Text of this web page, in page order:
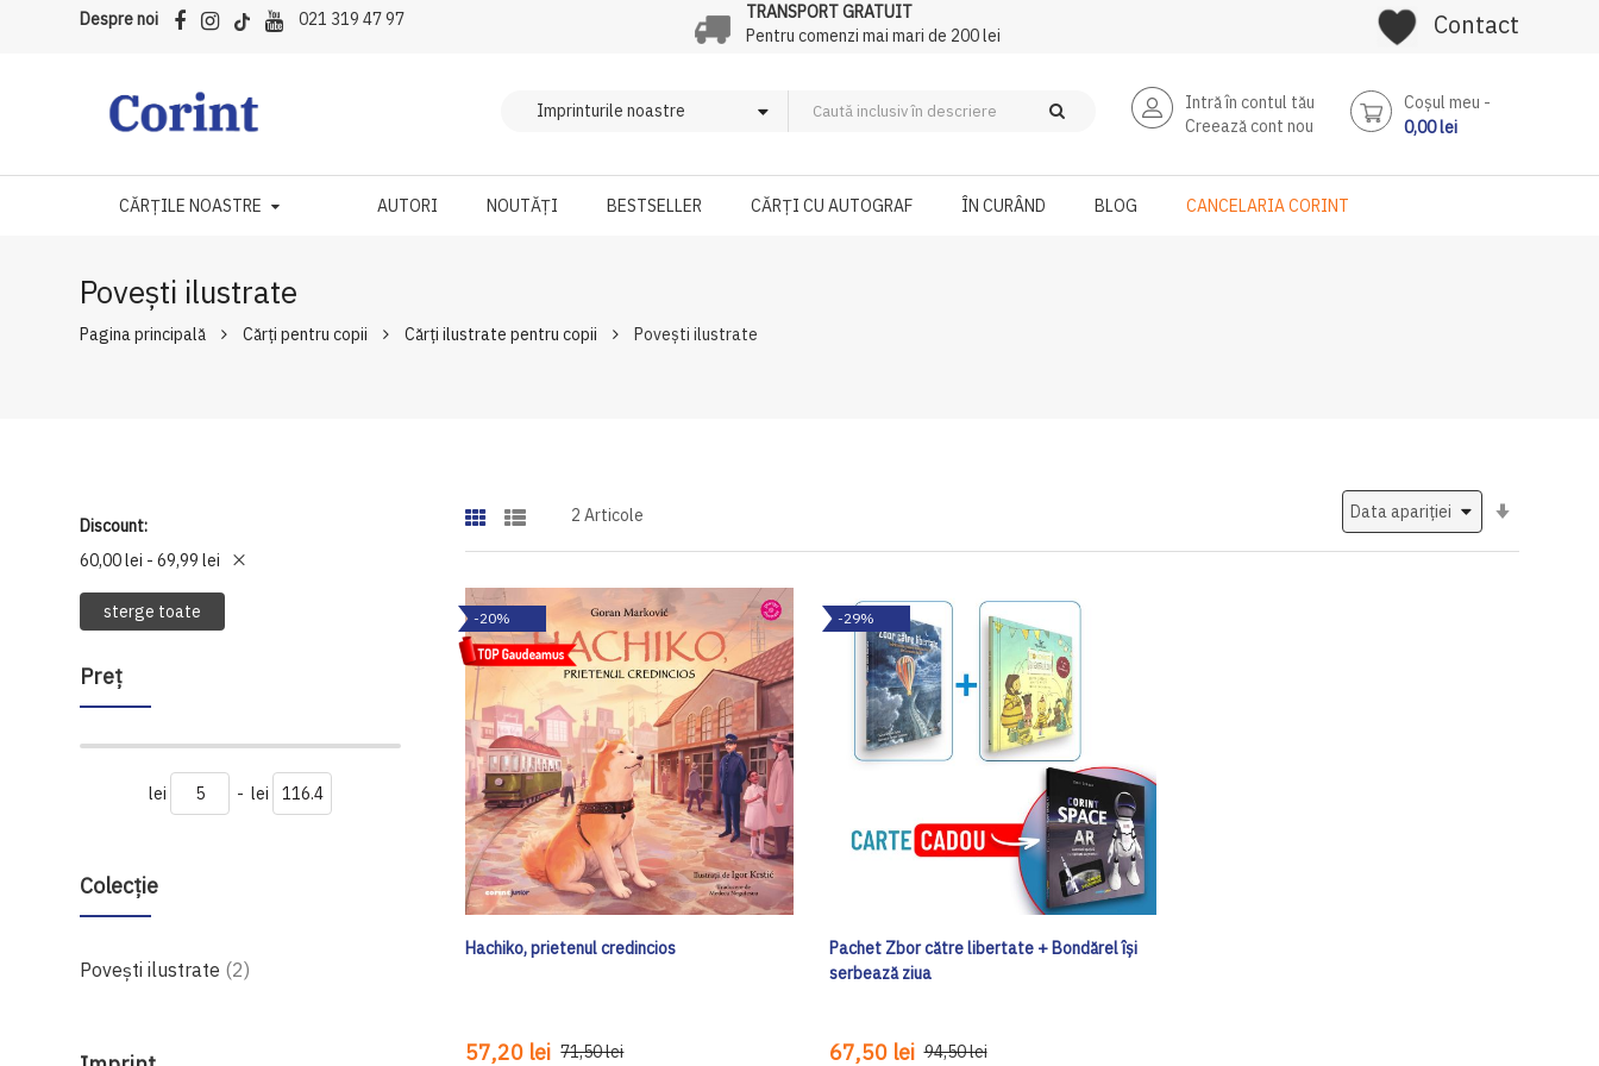
Despre noi 021 319 47 97
TRANSPORT GRATUIT
Pentru comenzi mai mari de 200 lei
Contact
Intră în contul tău
Creează cont nou
Coşul meu
0,00 lei
CĂRȚILE NOASTRE AUTORI NOUTĂȚI BESTSELLER CĂRȚI CU AUTOGRAF ÎN CURÂND BLOG CANCELARIA CORINT
Povești ilustrate
Pagina principală Cărți pentru copii Cărți ilustrate pentru copii Povești ilustrate
Discount
60,00 lei - 69,99 lei
sterge toate
Preţ
lei - lei
Colecție
Povești ilustrate 2produse
2 Articole
-20%
Hachiko, prietenul credincios
57,20 lei 71,50 lei
-29%
Pachet Zbor către libertate + Bondărel își
serbează ziua
67,50 lei 94,50 lei